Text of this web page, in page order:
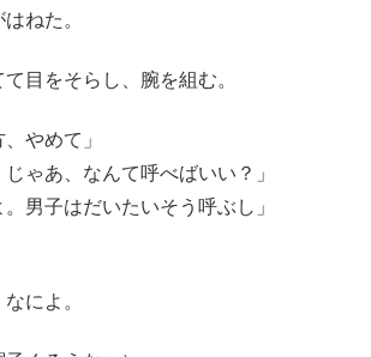
ねた。
目をそらし、腕を組む。
やめて」
ゃあ、なんて呼べばいい？」
。男子はだいたいそう呼ぶし」
によ。